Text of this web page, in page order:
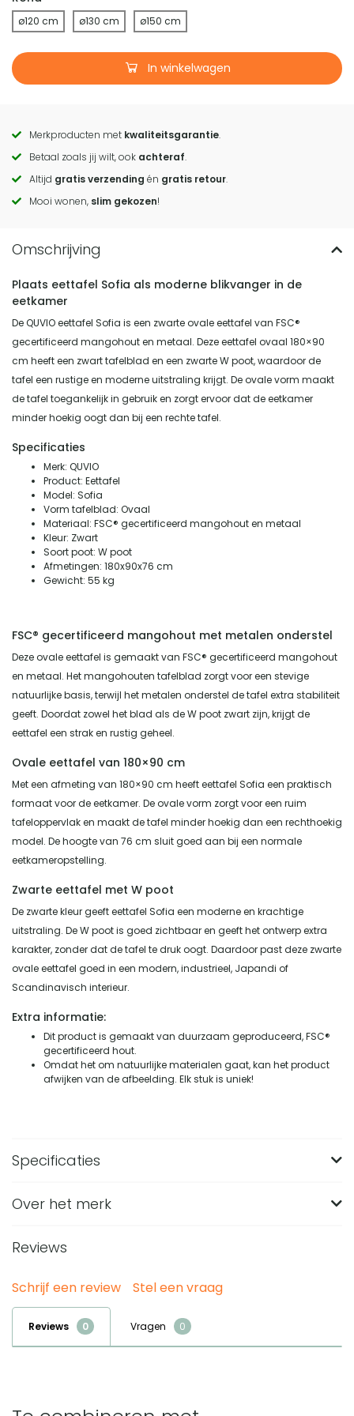
ø120 cm ø130 cm ø150 cm
In winkelwagen
Call
to
actions
Merkproducten met kwaliteitsgarantie.
Betaal zoals jij wilt, ook achteraf.
Altijd gratis verzending én gratis retour.
Mooi wonen, slim gekozen!
Plaats eettafel Sofia als moderne blikvanger in de
eetkamer
De QUVIO eettafel Sofia is een zwarte ovale eettafel van FSC®
gecertificeerd mangohout en metaal. Deze eettafel ovaal 180×90
cm heeft een zwart tafelblad en een zwarte W poot, waardoor de
tafel een rustige en moderne uitstraling krijgt. De ovale vorm maakt
de tafel toegankelijk in gebruik en zorgt ervoor dat de eetkamer
minder hoekig oogt dan bij een rechte tafel.
Specificaties
Merk: QUVIO
Product: Eettafel
Model: Sofia
Vorm tafelblad: Ovaal
Materiaal: FSC® gecertificeerd mangohout en metaal
Kleur: Zwart
Soort poot: W poot
Afmetingen: 180x90x76 cm
Gewicht: 55 kg
FSC® gecertificeerd mangohout met metalen onderstel
Deze ovale eettafel is gemaakt van FSC® gecertificeerd mangohout
en metaal. Het mangohouten tafelblad zorgt voor een stevige
natuurlijke basis, terwijl het metalen onderstel de tafel extra stabiliteit
geeft. Doordat zowel het blad als de W poot zwart zijn, krijgt de
eettafel een strak en rustig geheel.
Ovale eettafel van 180×90 cm
Met een afmeting van 180×90 cm heeft eettafel Sofia een praktisch
formaat voor de eetkamer. De ovale vorm zorgt voor een ruim
tafeloppervlak en maakt de tafel minder hoekig dan een rechthoekig
model. De hoogte van 76 cm sluit goed aan bij een normale
eetkameropstelling.
Zwarte eettafel met W poot
De zwarte kleur geeft eettafel Sofia een moderne en krachtige
uitstraling. De W poot is goed zichtbaar en geeft het ontwerp extra
karakter, zonder dat de tafel te druk oogt. Daardoor past deze zwarte
ovale eettafel goed in een modern, industrieel, Japandi of
Scandinavisch interieur.
Extra informatie:
Dit product is gemaakt van duurzaam geproduceerd, FSC®
gecertificeerd hout.
Omdat het om natuurlijke materialen gaat, kan het product
afwijken van de afbeelding. Elk stuk is uniek!
Specificaties
Merk
Hoogte (in CM) 76
Materiaal
Over het merk
Reviews
Schrijf een review Stel een vraag
Reviews Vragen